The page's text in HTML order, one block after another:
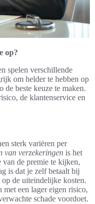
op?
spelen verschillende
om helder te hebben op
de beste keuze te maken.
de klantenservice en
sterk variëren per
van verzekeringen is het
van de premie te kijken,
is dat je zelf betaalt bij
de uiteindelijke kosten.
met een lager eigen risico,
schade voordoet.